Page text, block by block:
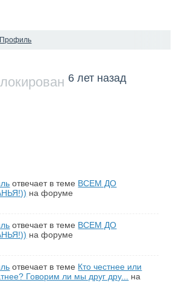
Профиль
6 лет назад
отвечает в теме ВСЕМ ДО
на форуме
отвечает в теме ВСЕМ ДО
на форуме
отвечает в теме Кто честнее или
Говорим ли мы друг дру... на